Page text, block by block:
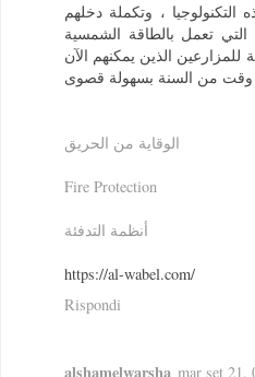
التكنولوجيا ، وتكملة دخلهم
تعمل بالطاقة الشمسية
للمزارعين الذين يمكنهم الآن
الوقاية من الحريق
Fire Protection
أنظمة التدفئة
https://al-wabel.com/
Rispondi
alshamelwarsha mar set 21,